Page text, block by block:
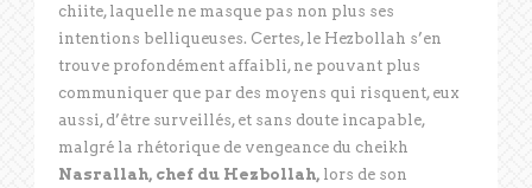
chiite, laquelle ne masque pas non plus ses
intentions belliqueuses. Certes, le Hezbollah s’en
trouve profondément affaibli, ne pouvant plus
communiquer que par des moyens qui risquent, eux
aussi, d’être surveillés, et sans doute incapable,
malgré la rhétorique de vengeance du cheikh
Nasrallah, chef du Hezbollah, lors de son